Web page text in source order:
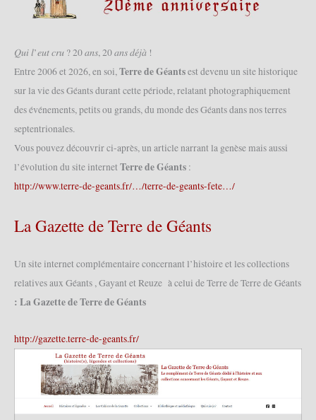
𝑄𝑢𝑖 𝑙’𝑒𝑢𝑡 𝑐𝑟𝑢 ? 20 𝑎𝑛𝑠, 20 𝑎𝑛𝑠 𝑑𝑒́𝑗𝑎̀ !
Entre 2006 et 2026, en soi,Terre de Géantsest devenu un site historique
sur la vie des Géants durant cette période, relatant photographiquement
des événements, petits ou grands, du monde des Géants dans nos terres
septentrionales.
Vous pouvez découvrir ci-après, un article narrant la genèse mais aussi
l’évolution du site internet Terre de Géants :
http://www.terre-de-geants.fr/…/terre-de-geants-fete…/
La Gazette de Terre de Géants
Un site internet complémentaire concernant l’histoire et les collections
relatives aux Géants , Gayant et Reuze à celui de Terre de Terre de Géants
: La Gazette de Terre de Géants
http://gazette.terre-de-geants.fr/